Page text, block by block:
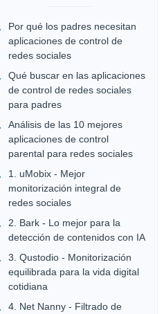
Por qué los padres necesitan
aplicaciones de control de
redes sociales
Qué buscar en las aplicaciones
de control de redes sociales
para padres
Análisis de las 10 mejores
aplicaciones de control
parental para redes sociales
1. uMobix - Mejor
monitorización integral de
redes sociales
2. Bark - Lo mejor para la
detección de contenidos con IA
3. Qustodio - Monitorización
equilibrada para la vida digital
cotidiana
4. Net Nanny - Filtrado de